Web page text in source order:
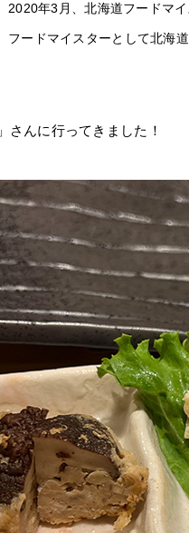
2020年3月、北海道フードマイ
フードマイスターとして北海
」さんに行ってきました！